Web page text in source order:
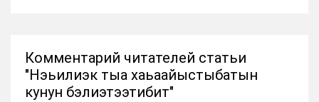
Комментарий читателей статьи
"Нэьилиэк тыа хаьаайыстыбатын
кунун бэлиэтээтибит"